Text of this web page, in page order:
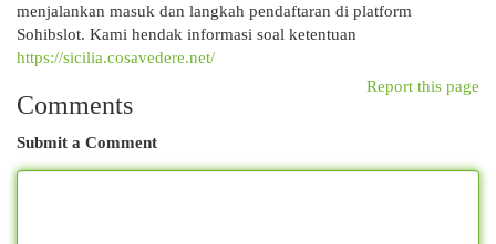
menjalankan masuk dan langkah pendaftaran di platform
Sohibslot. Kami hendak informasi soal ketentuan
https://sicilia.cosavedere.net/
Report this page
Comments
Submit a Comment